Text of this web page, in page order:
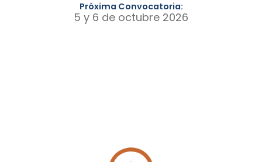
Próxima Convocatoria:
5 y 6 de octubre 2026